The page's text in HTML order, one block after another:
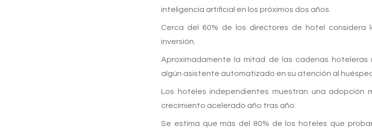
inteligencia artificial en los próximos dos años.
Cerca del 60% de los directores de hotel considera
inversión.
Aproximadamente la mitad de las cadenas
algún asistente automatizado en su atención al
Los hoteles independientes muestran una adopción
crecimiento acelerado año tras año.
Se estima que más del 80% de los hoteles que